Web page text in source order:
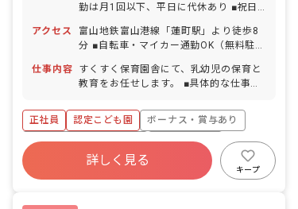
勤は月1回以下、平日に代休あり ■祝日
（12/29〜1/3） ■有給休暇（取得率
80％／半日単位での取得可） ■産前産
後・育児休暇（取得率100％・復帰率
90％以上） ※年間休日115日（有休は別
る遅刻・早退・欠勤の相談も可
アクセス
富山地鉄富山港線「蓮町駅」より徒歩8
分 ■自転車・マイカー通勤OK（無料駐輪
仕事内容
すくすく保育園舎にて、乳幼児の保育と
教育をお任せします。 ■具体的な仕事内
寝の見守り ・着替え、排泄の補助 ・食
事のサポート ・子どもに関する書類作成
正社員 認定こども園
ボーナス・賞与あり
寮・住宅・家賃補助あり
社会保険完備
福利厚生充実
退職金制度
詳しく見る
キープ